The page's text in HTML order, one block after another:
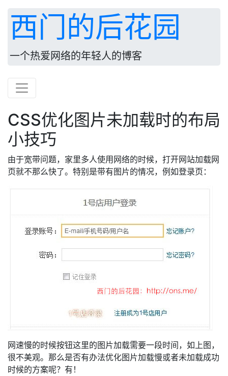
西门的后花园
一个热爱网络的年轻人的博客
CSS优化图片未加载时的布局
小技巧
由于宽带问题，家里多人使用网络的时候，打开网站加载网
页就不那么快了。特别是带有图片的情况，例如登录页：
网速慢的时候按钮这里的图片加载需要一段时间，如上图，
很不美观。那么是否有办法优化图片加载慢或者未加载成功
时候的方案呢？有！